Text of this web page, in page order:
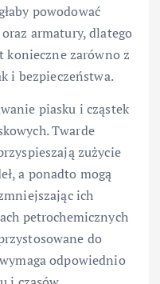
powodować
armatury, dlatego
konieczne zarówno z
i bezpieczeństwa.
piasku i cząstek
Twarde
zużycie
a ponadto mogą
ich
petrochemicznych
do
odpowiednio